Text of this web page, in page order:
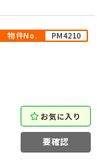
物件No. PM4210
お気に入り
要確認